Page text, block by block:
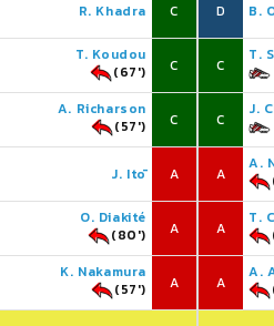
R. Khadra C
T. Koudou
(67')
C
A. Richarson
(57')
C
J. Itō A
O. Diakité
(80')
A
K. Nakamura
(57')
A
D B.
C
T.
C
J.
A
A.
A
T.
A
A.